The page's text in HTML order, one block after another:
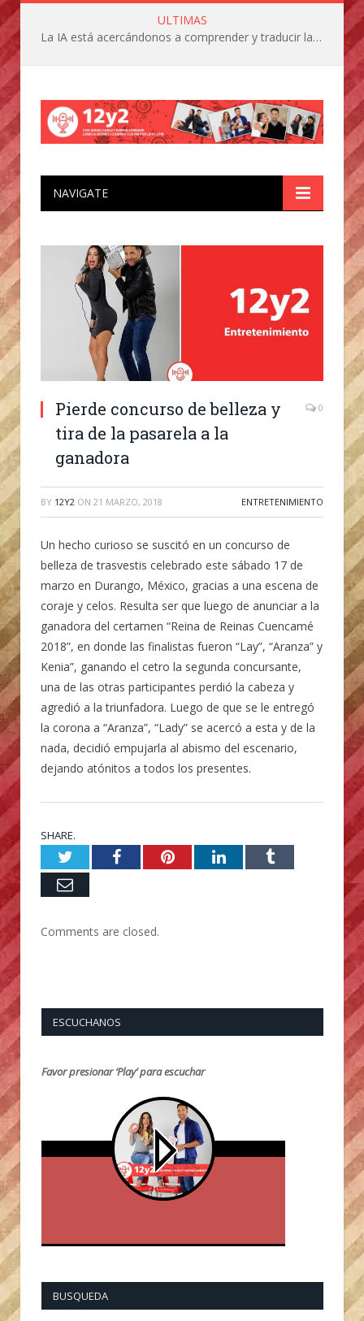
ULTIMAS
La IA está acercándonos a comprender y traducir las vocalizaciones y comportamientos de nuestras mascotas
NAVIGATE
Pierde concurso de belleza y
tira de la pasarela a la
ganadora
0
BY 12Y2 ON 21 MARZO, 2018 ENTRETENIMIENTO
Un hecho curioso se suscitó en un concurso de
belleza de trasvestis celebrado este sábado 17 de
marzo en Durango, México, gracias a una escena de
coraje y celos. Resulta ser que luego de anunciar a la
ganadora del certamen “Reina de Reinas Cuencamé
2018”, en donde las finalistas fueron “Lay”, “Aranza” y
Kenia”, ganando el cetro la segunda concursante,
una de las otras participantes perdió la cabeza y
agredió a la triunfadora. Luego de que se le entregó
la corona a “Aranza”, “Lady” se acercó a esta y de la
nada, decidió empujarla al abismo del escenario,
dejando atónitos a todos los presentes.
SHARE.
TwitterFacebookPinterestLinkedInTumblr
Email
Comments are closed.
ESCUCHANOS
Favor presionar ‘Play’ para escuchar
BUSQUEDA